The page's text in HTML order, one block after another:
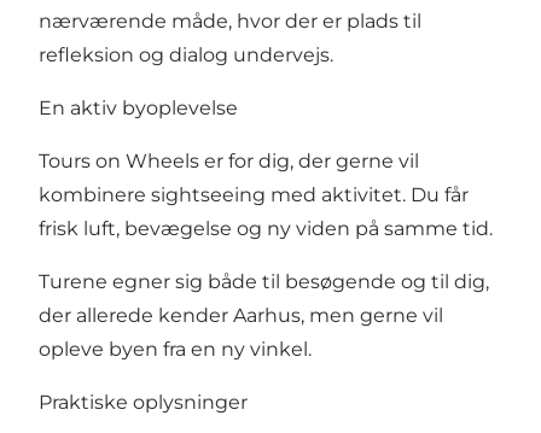
nærværende måde, hvor der er plads til
refleksion og dialog undervejs.
En aktiv byoplevelse
Tours on Wheels er for dig, der gerne vil
kombinere sightseeing med aktivitet. Du får
frisk luft, bevægelse og ny viden på samme tid.
Turene egner sig både til besøgende og til dig,
der allerede kender Aarhus, men gerne vil
opleve byen fra en ny vinkel.
Praktiske oplysninger